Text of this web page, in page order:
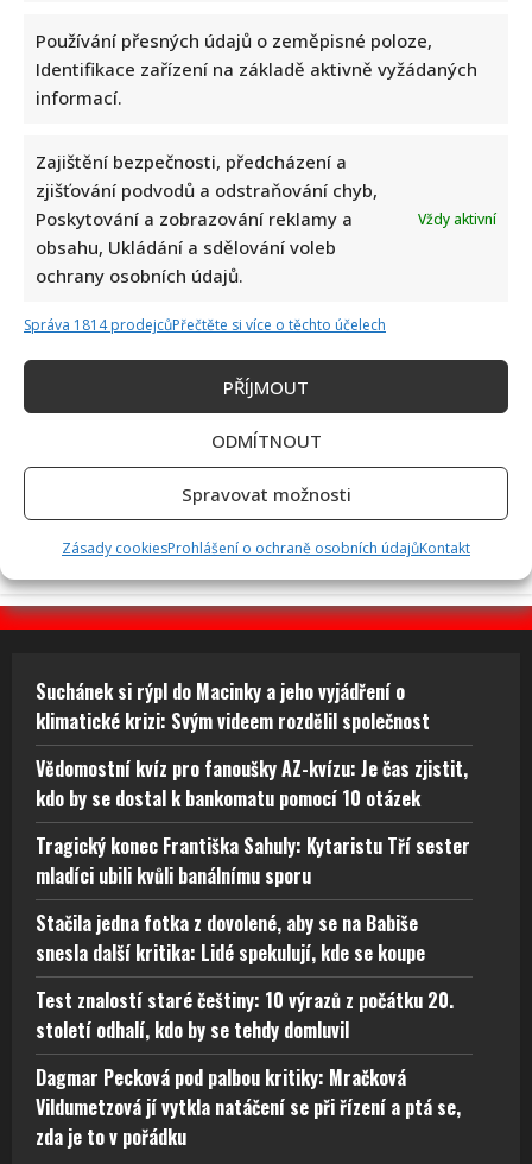
Používání přesných údajů o zeměpisné poloze,
Identifikace zařízení na základě aktivně vyžádaných
informací.
Zajištění bezpečnosti, předcházení a
zjišťování podvodů a odstraňování chyb,
Poskytování a zobrazování reklamy a
obsahu, Ukládání a sdělování voleb
ochrany osobních údajů.
Vždy aktivní
Správa 1814 prodejcůPřečtěte si více o těchto účelech
PŘÍJMOUT
ODMÍTNOUT
Spravovat možnosti
Zásady cookiesProhlášení o ochraně osobních údajůKontakt
Stačila jedna fotka z dovolené, aby se na Babiše snesla další
kritika: Lidé spekulují, kde se koupe
Test znalostí staré češtiny: 10 výrazů z počátku 20. století
odhalí, kdo by se tehdy domluvil
Suchánek si rýpl do Macinky a jeho vyjádření o
klimatické krizi: Svým videem rozdělil společnost
Vědomostní kvíz pro fanoušky AZ-kvízu: Je čas zjistit,
kdo by se dostal k bankomatu pomocí 10 otázek
Tragický konec Františka Sahuly: Kytaristu Tří sester
mladíci ubili kvůli banálnímu sporu
Stačila jedna fotka z dovolené, aby se na Babiše
snesla další kritika: Lidé spekulují, kde se koupe
Test znalostí staré češtiny: 10 výrazů z počátku 20.
století odhalí, kdo by se tehdy domluvil
Dagmar Pecková pod palbou kritiky: Mračková
Vildumetzová jí vytkla natáčení se při řízení a ptá se,
zda je to v pořádku